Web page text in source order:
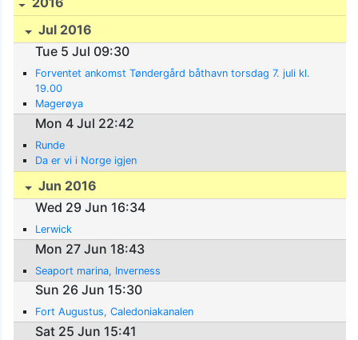
Jul 2016
Tue 5 Jul 09:30
Forventet ankomst Tøndergård båthavn torsdag 7. juli kl.
19.00
Magerøya
Mon 4 Jul 22:42
Runde
Da er vi i Norge igjen
Jun 2016
Wed 29 Jun 16:34
Lerwick
Mon 27 Jun 18:43
Seaport marina, Inverness
Sun 26 Jun 15:30
Fort Augustus, Caledoniakanalen
Sat 25 Jun 15:41